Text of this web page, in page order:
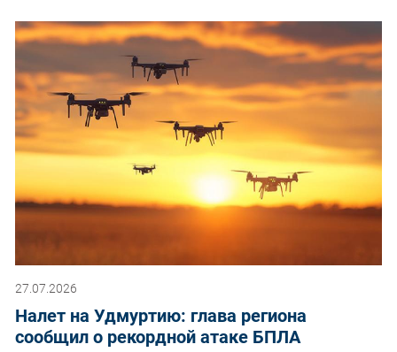
27.07.2026
Налет на Удмуртию: глава региона
сообщил о рекордной атаке БПЛА